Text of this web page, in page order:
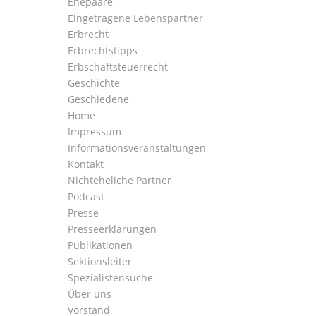
Eingetragene Lebenspartner
Erbrecht
Erbrechtstipps
Erbschaftsteuerrecht
Geschichte
Geschiedene
Home
Impressum
Informationsveranstaltungen
Kontakt
Nichteheliche Partner
Podcast
Presse
Presseerklärungen
Publikationen
Sektionsleiter
Spezialistensuche
Über uns
Vorstand